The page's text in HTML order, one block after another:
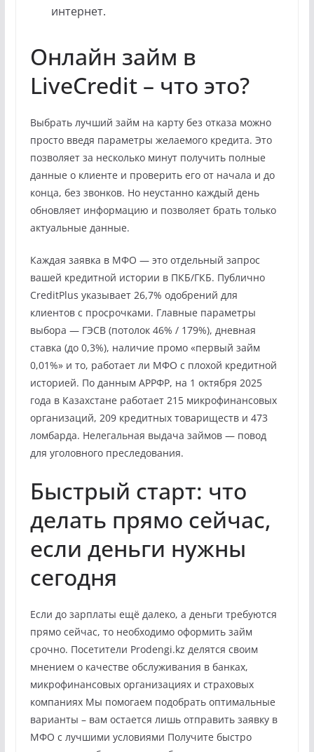
интернет.
Онлайн займ в
LiveCredit – что это?
Выбрать лучший займ на карту без отказа можно
просто введя параметры желаемого кредита. Это
позволяет за несколько минут получить полные
данные о клиенте и проверить его от начала и до
конца, без звонков. Но неустанно каждый день
обновляет информацию и позволяет брать только
актуальные данные.
Каждая заявка в МФО — это отдельный запрос
вашей кредитной истории в ПКБ/ГКБ. Публично
CreditPlus указывает 26,7% одобрений для
клиентов с просрочками. Главные параметры
выбора — ГЭСВ (потолок 46% / 179%), дневная
ставка (до 0,3%), наличие промо «первый займ
0,01%» и то, работает ли МФО с плохой кредитной
историей. По данным АРРФР, на 1 октября 2025
года в Казахстане работает 215 микрофинансовых
организаций, 209 кредитных товариществ и 473
ломбарда. Нелегальная выдача займов — повод
для уголовного преследования.
Быстрый старт: что
делать прямо сейчас,
если деньги нужны
сегодня
Если до зарплаты ещё далеко, а деньги требуются
прямо сейчас, то необходимо оформить займ
срочно. Посетители Prodengi.kz делятся своим
мнением о качестве обслуживания в банках,
микрофинансовых организациях и страховых
компаниях Мы помогаем подобрать оптимальные
варианты – вам остается лишь отправить заявку в
МФО с лучшими условиями Получите быстро